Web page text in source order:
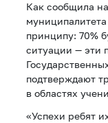
Как сообщила
принципу: 70%
ситуации — эти
подтверждают
в областях
«Успехи ребят